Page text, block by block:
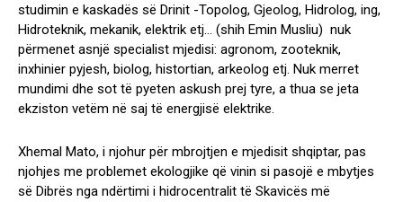
studimin e kaskadës së Drinit -Topolog, Gjeolog, Hidrolog, ing,
Hidroteknik, mekanik, elektrik etj… (shih Emin Musliu) nuk
përmenet asnjë specialist mjedisi: agronom, zooteknik,
inxhinier pyjesh, biolog, histortian, arkeolog etj. Nuk merret
mundimi dhe sot të pyeten askush prej tyre, a thua se jeta
ekziston vetëm në saj të energjisë elektrike.
Xhemal Mato, i njohur për mbrojtjen e mjedisit shqiptar, pas
njohjes me problemet ekologjike që vinin si pasojë e mbytjes
së Dibrës nga ndërtimi i hidrocentralit të Skavicës më